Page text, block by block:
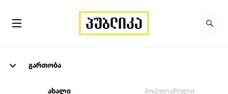
გართობა
ახალი პოპულარული